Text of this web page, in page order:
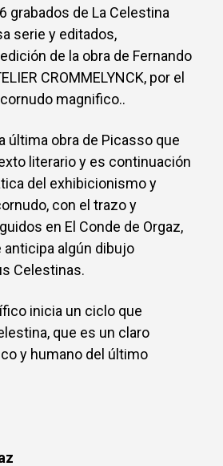
grabados de La Celestina
serie y editados,
de la obra de Fernando
CROMMELYNCK, por el
magnifico..
última obra de Picasso que
literario y es continuación
del exhibicionismo y
con el trazo y
en El Conde de Orgaz,
algún dibujo
Celestinas.
inicia un ciclo que
que es un claro
y humano del último